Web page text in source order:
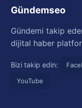
Gündemseo
Gündemi takip
dijital haber
Bizi takip edin:
YouTube